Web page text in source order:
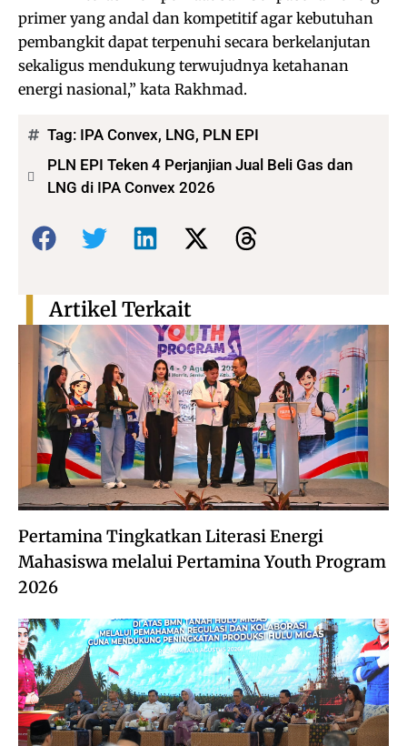
primer yang andal dan kompetitif agar kebutuhan
pembangkit dapat terpenuhi secara berkelanjutan
sekaligus mendukung terwujudnya ketahanan
energi nasional,” kata Rakhmad.
Tag: IPA Convex, LNG, PLN EPI
PLN EPI Teken 4 Perjanjian Jual Beli Gas dan
LNG di IPA Convex 2026
Bagikan:
Pertamina Tingkatkan Literasi Energi
Mahasiswa melalui Pertamina Youth Program
2026
Artikel Terkait